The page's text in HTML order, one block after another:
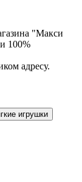
"Макси
100%
адресу.
игрушки